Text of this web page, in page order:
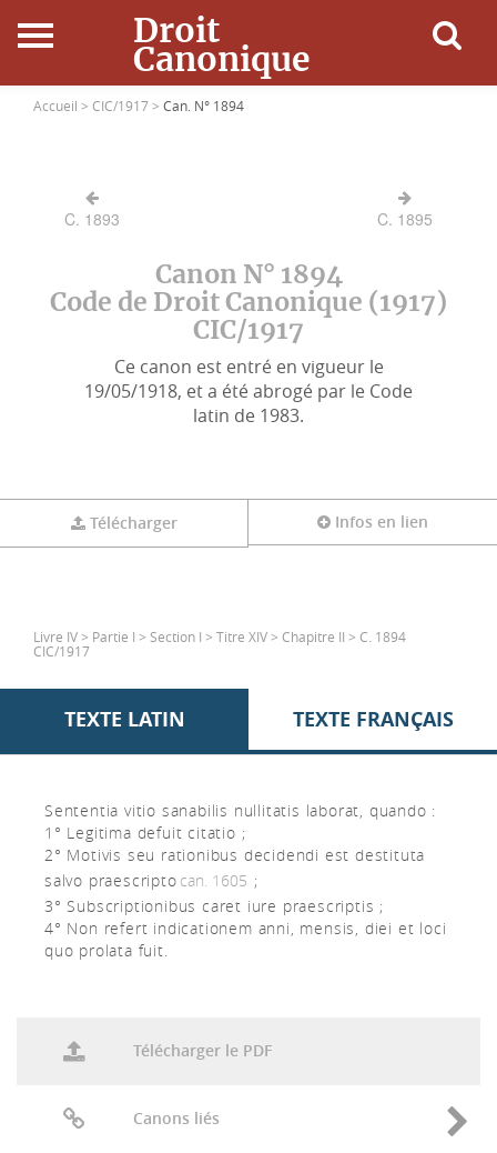
Droit
Canonique
Accueil
Ressources
Accueil > CIC/1917 > Can. N° 1894
C. 1893 C. 1895
Canon N° 1894
Code de Droit Canonique (1917)
CIC/1917
Ce canon est entré en vigueur le
19/05/1918, et a été abrogé par le Code
latin de 1983.
Télécharger Infos en lien
Livre IV > Partie I > Section I > Titre XIV > Chapitre II > C. 1894
CIC/1917
TEXTE LATIN TEXTE FRANÇAIS
Sententia vitio sanabilis nullitatis laborat, quando :
1° Legitima defuit citatio ;
2° Motivis seu rationibus decidendi est destituta
salvo praescripto can. 1605 ;
3° Subscriptionibus caret iure praescriptis ;
4° Non refert indicationem anni, mensis, diei et loci
quo prolata fuit.
Télécharger le PDF
Canons liés